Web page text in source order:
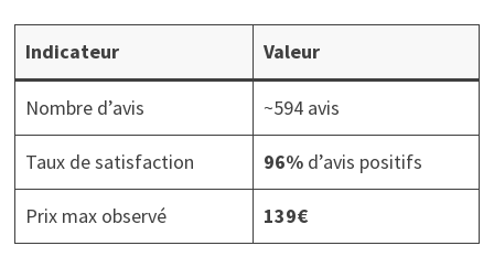
Indicateur Valeur
Nombre d’avis ~594 avis
Taux de satisfaction 96%d’avis positifs
Prix max observé 139€